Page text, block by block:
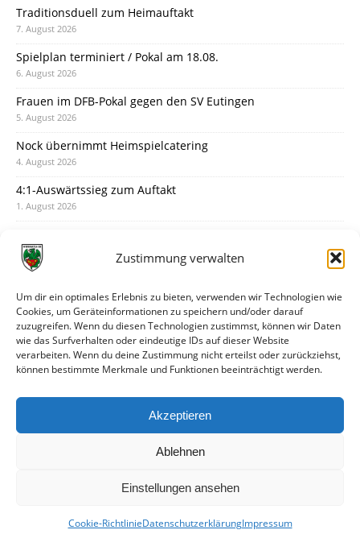
Zustimmung verwalten
Um dir ein optimales Erlebnis zu bieten, verwenden wir Technologien wie
Cookies, um Geräteinformationen zu speichern und/oder darauf
zuzugreifen. Wenn du diesen Technologien zustimmst, können wir Daten
wie das Surfverhalten oder eindeutige IDs auf dieser Website
verarbeiten. Wenn du deine Zustimmung nicht erteilst oder zurückziehst,
können bestimmte Merkmale und Funktionen beeinträchtigt werden.
Akzeptieren
Ablehnen
Einstellungen ansehen
Cookie-RichtlinieDatenschutzerklärungImpressum
Traditionsduell zum Heimauftakt
7. August 2026
Spielplan terminiert / Pokal am 18.08.
6. August 2026
Frauen im DFB-Pokal gegen den SV Eutingen
5. August 2026
Nock übernimmt Heimspielcatering
4. August 2026
4:1-Auswärtssieg zum Auftakt
1. August 2026
31. Juli 2026
30. Juli 2026
Deine Spielminute: 89+1
28. Juli 2026
Neuer Rückensponsor
Neue Podcast-Folge: So tickt Björn!
27. Juli 2026
© VfR Wormatia Worms